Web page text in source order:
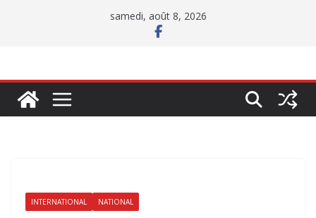
samedi, août 8, 2026
INTERNATIONAL NATIONAL